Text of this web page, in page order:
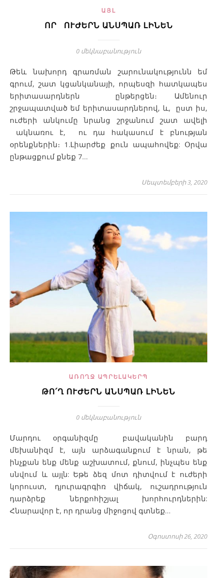
ԱՅԼ
ՈՐ ՈՒԺԵՐՆ ԱՆՍՊԱՌ ԼԻՆԵՆ
0 մեկնաբանություն
Թեև նախորդ գրառման շարունակությունն եմ
գրում, շատ կցանկանայի, որպեսզի հատկապես
երիտասարդներն ընթերցեն։ Ամենուր
շրջապատված եմ երիտասարդներով, և, ըստ իս,
ուժերի անկումը նրանց շրջանում շատ ավելի
ակնառու է, ու դա հակասում է բնության
օրենքներին։ 1.Լիարժեք քուն ապահովեք: Օրվա
ընթացքում քնեք 7…
Սեպտեմբերի 3, 2020
ԱՌՈՂՋ ԱՊՐԵԼԱԿԵՐՊ
ԹՈ՛Ղ ՈՒԺԵՐՆ ԱՆՍՊԱՌ ԼԻՆԵՆ
0 մեկնաբանություն
Մարդու օրգանիզմը բավականին բարդ
մեխանիզմ է, այն արձագանքում է նրան, թե
ինչքան ենք մենք աշխատում, քնում, ինչպես ենք
սնվում և այլն: Եթե ձեզ մոտ դիտվում է ուժերի
կորուստ, դյուրագրգիռ վիճակ, ուշադրություն
դարձրեք ներքոհիշյալ խորհուրդներին:
Հնարավոր է, որ դրանց միջոցով գտնեք…
Օգոստոսի 26, 2020